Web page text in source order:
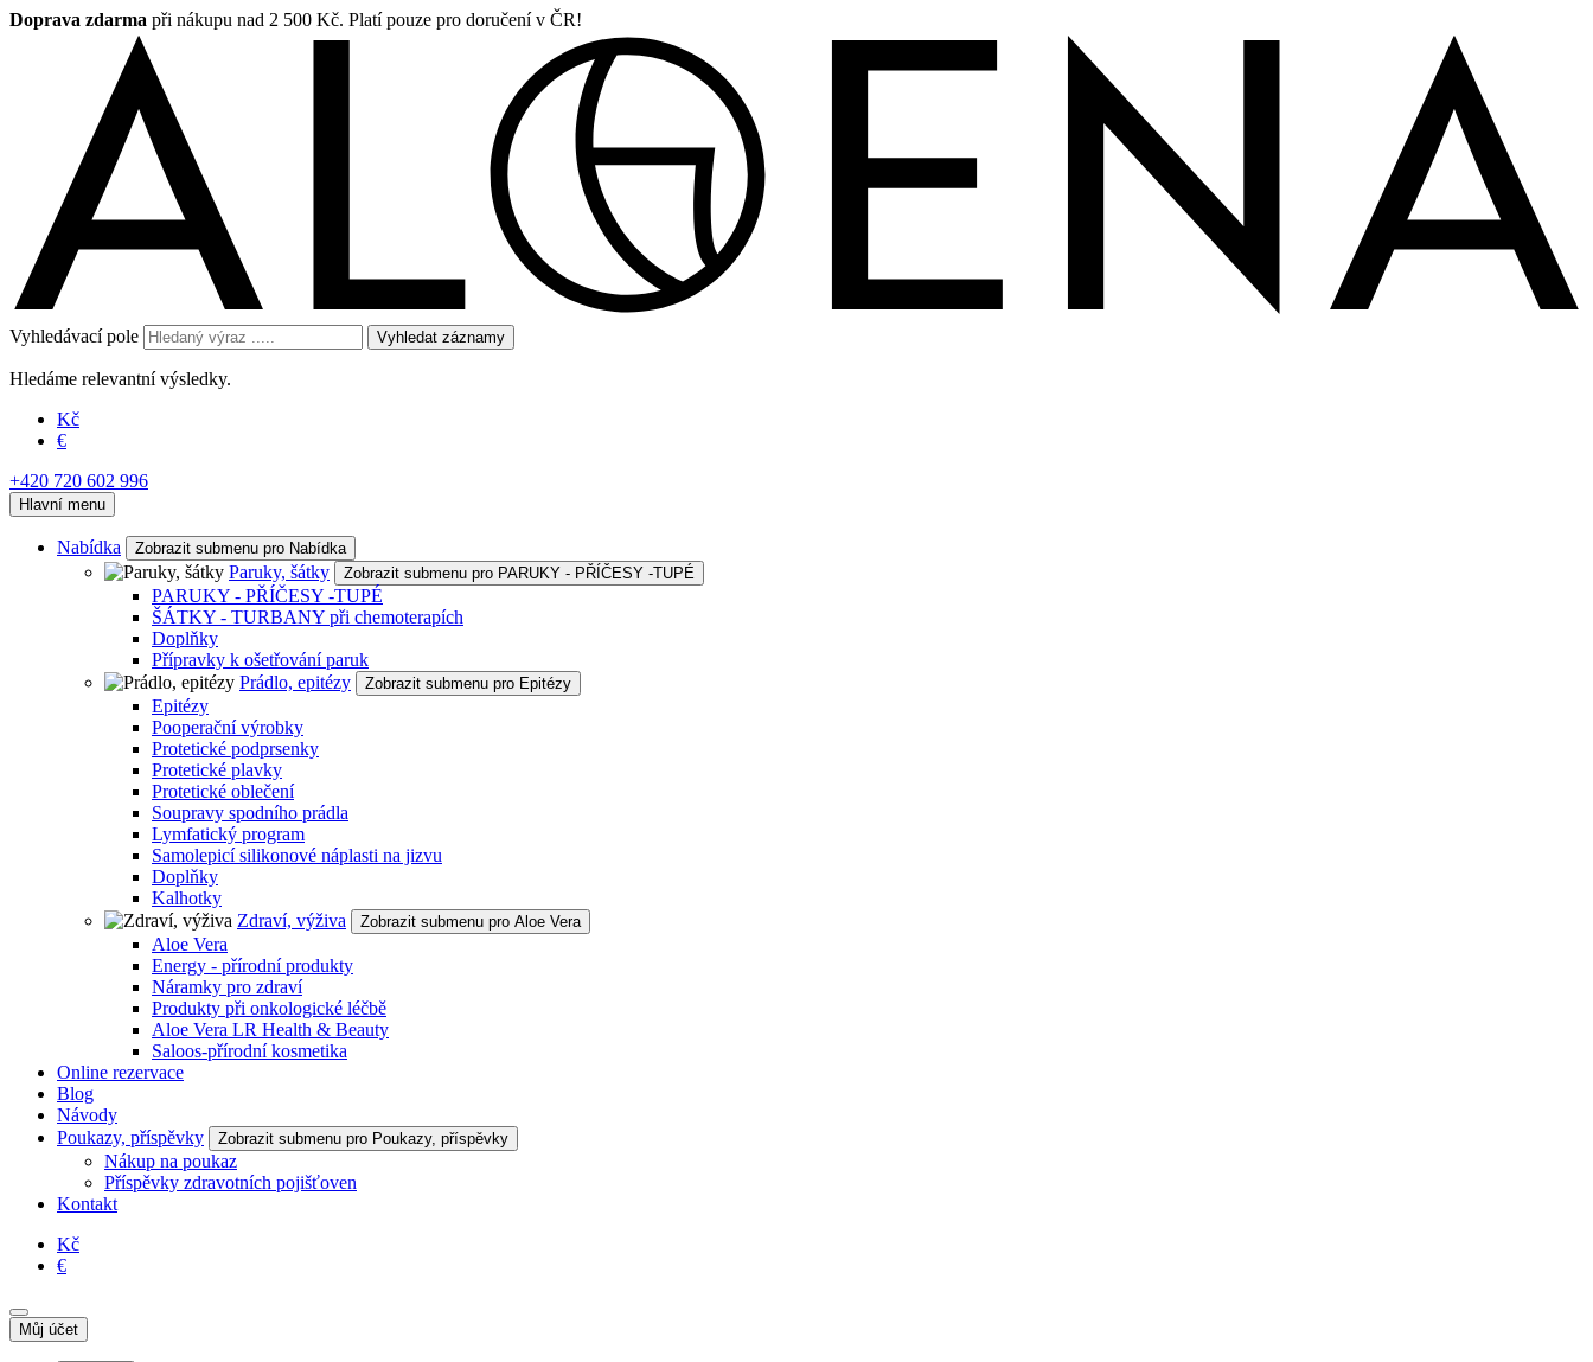
Doprava zdarma při nákupu nad 2 500 Kč. Platí pouze pro doručení v ČR!
Vyhledávací pole Vyhledat záznamy
Hledáme relevantní výsledky.
Kč
€
+420 720 602 996
Hlavní menu
Nabídka Zobrazit submenu pro Nabídka
Paruky, šátky Zobrazit submenu pro PARUKY - PŘÍČESY -TUPÉ
PARUKY - PŘÍČESY -TUPÉ
ŠÁTKY - TURBANY při chemoterapích
Doplňky
Přípravky k ošetřování paruk
Prádlo, epitézy
Zobrazit submenu pro Epitézy
Epitézy
Pooperační výrobky
Protetické podprsenky
Protetické plavky
Protetické oblečení
Soupravy spodního prádla
Lymfatický program
Samolepicí silikonové náplasti na jizvu
Doplňky
Kalhotky
Zdraví, výživa
Zobrazit submenu pro Aloe Vera
Aloe Vera
Energy - přírodní produkty
Náramky pro zdraví
Produkty při onkologické léčbě
Aloe Vera LR Health & Beauty
Saloos-přírodní kosmetika
Online rezervace
Blog
Návody
Poukazy, příspěvky
Zobrazit submenu pro Poukazy, příspěvky
Nákup na poukaz
Příspěvky zdravotních pojišťoven
Kontakt
Kč
€
Můj účet